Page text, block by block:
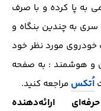
به پا کرده و با صرف
به چندین بنگاه و
خودروی مورد نظر خود
و هوشمند : به صفحه
اُتکس مراجعه کنید.
ارائه‌دهنده